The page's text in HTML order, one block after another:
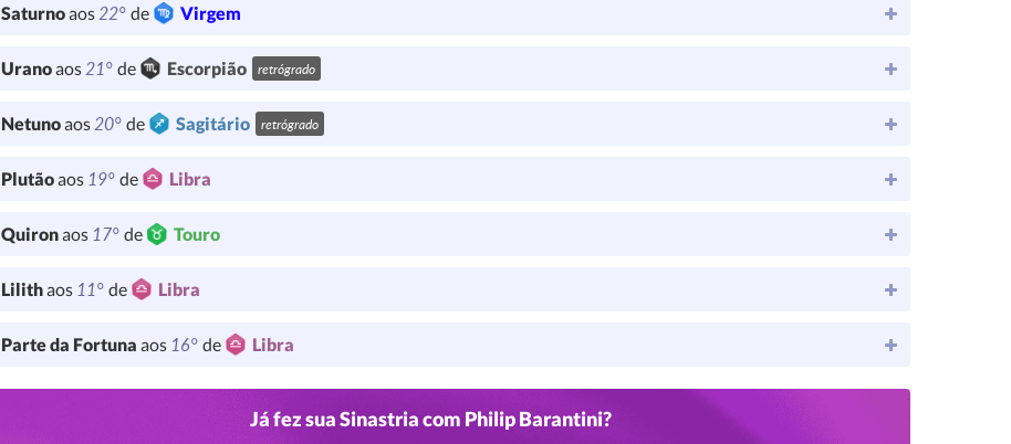
Saturnoaos22° de Virgem
Uranoaos21° de Escorpião retrógrado
Netunoaos20° de Sagitário retrógrado
Plutãoaos 19° de Libra
Quironaos 17° de Touro
Lilithaos 11° de Libra
Parte da Fortuna aos 16° de Libra
Já fez sua Sinastria com Philip Barantini?